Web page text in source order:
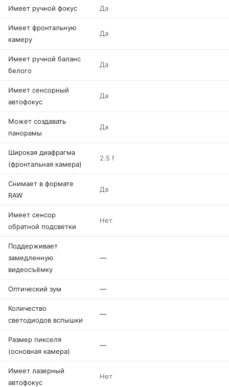
Имеет ручной фокус Да
Имеет фронтальную
камеру
Да
Имеет ручной баланс
белого
Да
Имеет сенсорный
автофокус
Да
Может создавать
панорамы
Да
Широкая диафрагма
(фронтальная камера)
2.5 f
Снимает в формате
RAW
Да
Имеет сенсор
обратной подсветки
Нет
Поддерживает
замедленную
видеосъёмку
—
Оптический зум —
Количество
светодиодов вспышки
—
Размер пикселя
(основная камера)
—
Имеет лазерный
автофокус
Нет